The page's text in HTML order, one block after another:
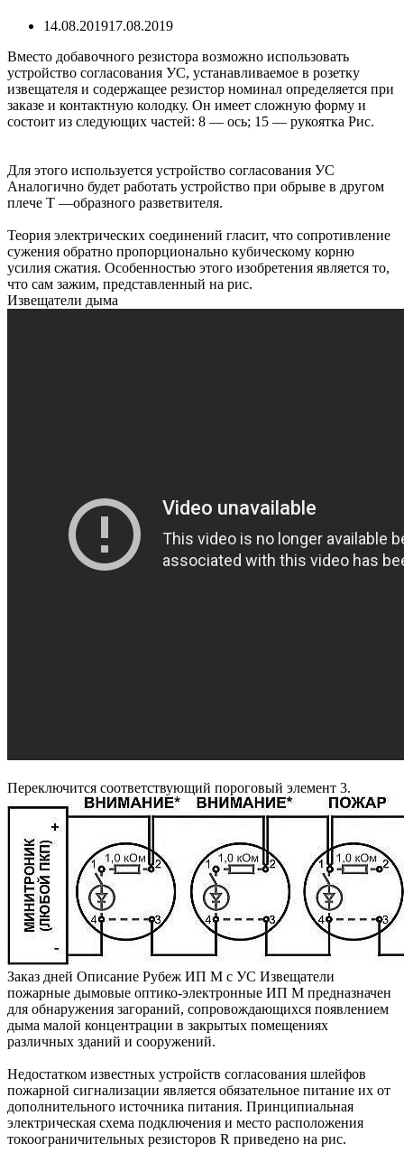
14.08.201917.08.2019
Вместо добавочного резистора возможно использовать
устройство согласования УС, устанавливаемое в розетку
извещателя и содержащее резистор номинал определяется при
заказе и контактную колодку. Он имеет сложную форму и
состоит из следующих частей: 8 — ось; 15 — рукоятка Рис.
Для этого используется устройство согласования УС
Аналогично будет работать устройство при обрыве в другом
плече Т —образного разветвителя.
Теория электрических соединений гласит, что сопротивление
сужения обратно пропорционально кубическому корню
усилия сжатия. Особенностью этого изобретения является то,
что сам зажим, представленный на рис.
Извещатели дыма
Переключится соответствующий пороговый элемент 3.
Заказ дней Описание Рубеж ИП М с УС Извещатели
пожарные дымовые оптико-электронные ИП М предназначен
для обнаружения загораний, сопровождающихся появлением
дыма малой концентрации в закрытых помещениях
различных зданий и сооружений.
Недостатком известных устройств согласования шлейфов
пожарной сигнализации является обязательное питание их от
дополнительного источника питания. Принципиальная
электрическая схема подключения и место расположения
токоограничительных резисторов R приведено на рис.